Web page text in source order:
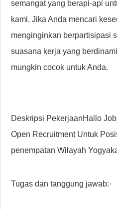
semangat yang berapi-api
kami. Jika Anda mencari
menginginkan berpartisipasi
suasana kerja yang
mungkin cocok untuk Anda.
Deskripsi PekerjaanHallo
Open Recruitment Untuk
penempatan Wilayah
Tugas dan tanggung